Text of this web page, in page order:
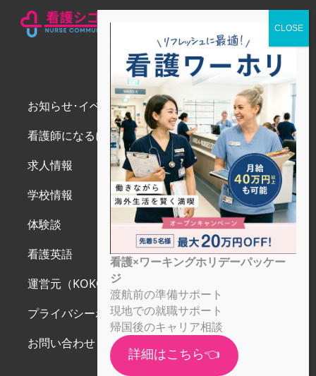
お知らせ･イベント
看護師になるには
求人情報
学校情報
体験談
看護英語
運営元（KOKOS JAPAN）
プライバシーポリシー
お問い合わせ
看護×ワーキングホリデーパッケー
ジ
渡航前の準備サポート
現地での就職サポート
帰国後のキャリア相談
詳細はこちら👈